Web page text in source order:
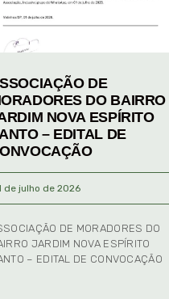
DE
DO BAIRRO
NOVA ESPÍRITO
– EDITAL DE
de julho de 2026
DE MORADORES DO
JARDIM NOVA ESPÍRITO
– EDITAL DE CONVOCAÇÃO